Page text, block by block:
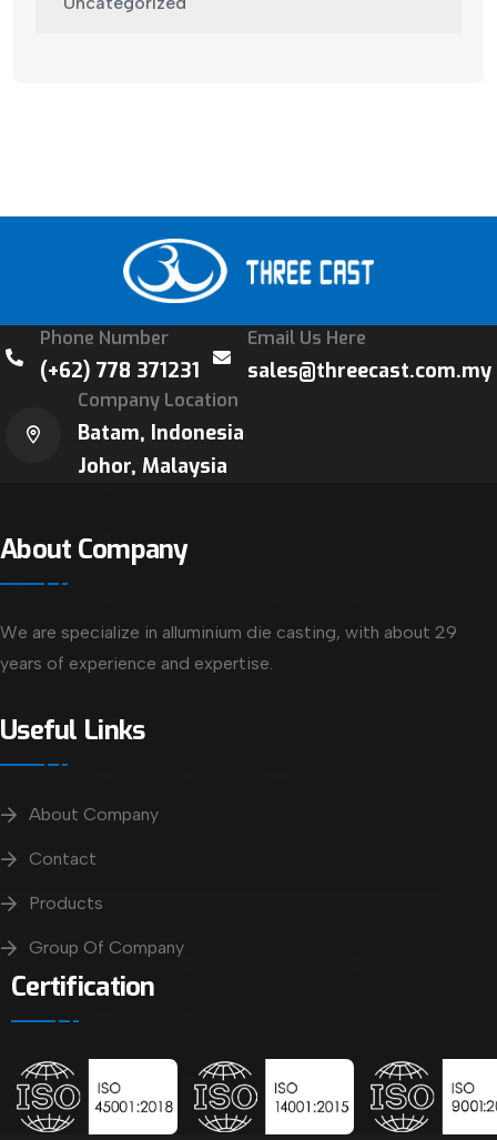
Phone Number
(+62) 778 371231
Email Us Here
sales@threecast.com.my
Company Location
Batam, Indonesia
Johor, Malaysia
About Company
We are specialize in alluminium die casting, with about 29
years of experience and expertise.
Useful Links
About Company
Contact
Products
Group Of Company
Certification